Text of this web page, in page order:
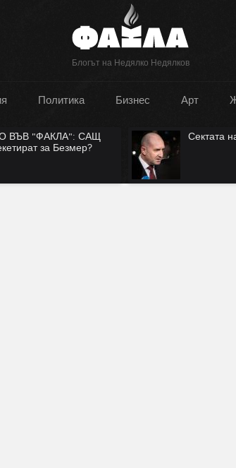
Блогът на Недялко Недялков
Политика Бизнес Арт
ВЪВ "ФАКЛА": САЩ
за Безмер?
Сектата